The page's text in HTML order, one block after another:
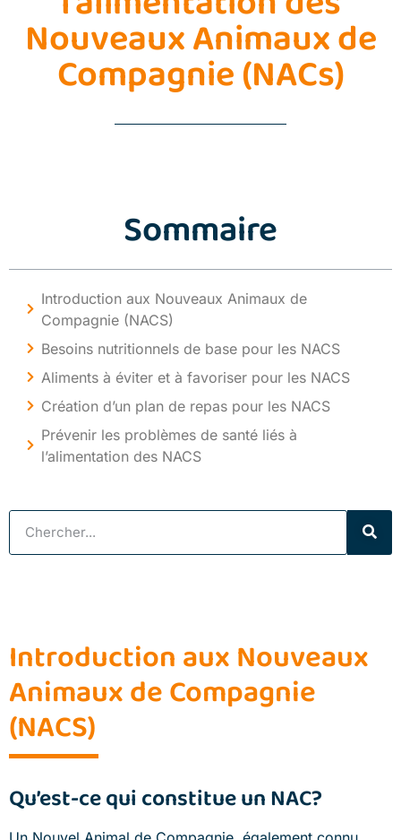
Nouveaux Animaux de
Compagnie (NACs)
Sommaire
Introduction aux Nouveaux Animaux de
Compagnie (NACS)
Besoins nutritionnels de base pour les NACS
Aliments à éviter et à favoriser pour les NACS
Création d’un plan de repas pour les NACS
Prévenir les problèmes de santé liés à
l’alimentation des NACS
Introduction aux Nouveaux
Animaux de Compagnie
(NACS)
Qu’est-ce qui constitue un NAC?